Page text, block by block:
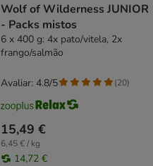
Wolf of Wilderness JUNIOR
- Packs mistos
6 x 400 g: 4x pato/vitela, 2x
frango/salmão
15,49 €
6,45 € / kg
14,72 €
Avaliar: 4.8/5 (20)